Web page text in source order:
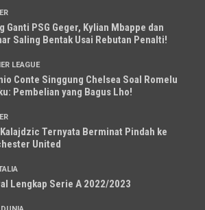
Ganti PSG Geger, Kylian Mbappe dan
Saling Bentak Usai Rebutan Penalti!
LEAGUE
Conte Singgung Chelsea Soal Romelu
Pembelian yang Bagus Lho!
Kalajdzic Ternyata Berminat Pindah ke
United
Lengkap Serie A 2022/2023